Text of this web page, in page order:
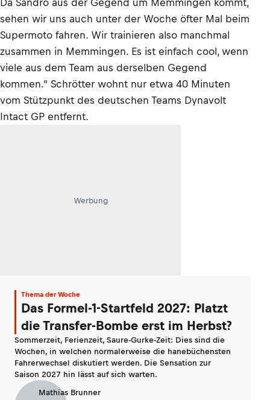
Da Sandro aus der Gegend um Memmingen kommt,
sehen wir uns auch unter der Woche öfter Mal beim
Supermoto fahren. Wir trainieren also manchmal
zusammen in Memmingen. Es ist einfach cool, wenn
viele aus dem Team aus derselben Gegend
kommen." Schrötter wohnt nur etwa 40 Minuten
vom Stützpunkt des deutschen Teams Dynavolt
Intact GP entfernt.
Werbung
Thema der Woche
Das Formel-1-Startfeld 2027: Platzt
die Transfer-Bombe erst im Herbst?
Sommerzeit, Ferienzeit, Saure-Gurke-Zeit: Dies sind die
Wochen, in welchen normalerweise die hanebüchensten
Fahrerwechsel diskutiert werden. Die Sensation zur
Saison 2027 hin lässt auf sich warten.
Mathias Brunner